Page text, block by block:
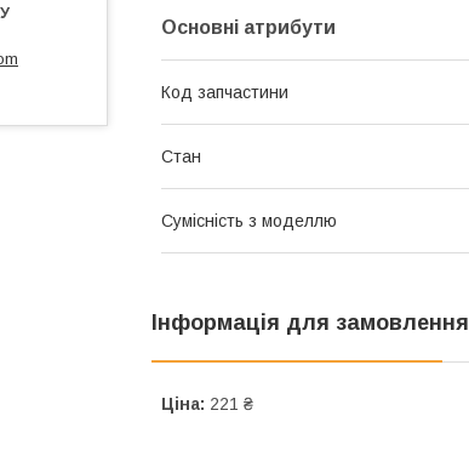
Основні атрибути
Код запчастини
Стан
Сумісність з моделлю
Інформація для замовлення
Ціна: 221 ₴